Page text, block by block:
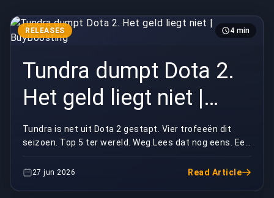
RELEASES 4 min
Tundra dumpt Dota 2.
Het geld liegt niet |
BuyBoosting
Tundra is net uit Dota 2 gestapt. Vier trofeeën dit
seizoen. Top 5 ter wereld. Weg.Lees dat nog eens. Een
roster die actief aan het winnen was, een ec...
27 jun 2026 Read Article